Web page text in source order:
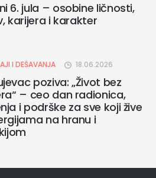
6. jula – osobine ličnosti,
karijera i karakter
I DEŠAVANJA 18.06.2026
poziva: „Život bez
– ceo dan radionica,
i podrške za sve koji žive
na hranu i